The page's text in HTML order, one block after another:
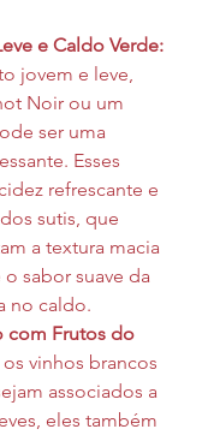
e Caldo Verde:
jovem e leve,
Noir ou um
ser uma
Esses
refrescante e
sutis, que
a textura macia
o sabor suave da
no caldo.
com Frutos do
vinhos brancos
associados a
eles também